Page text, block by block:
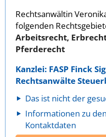
Rechtsanwältin
folgenden
Arbeitsrecht,
Pferderecht
Kanzlei: FASP Finck
Rechtsanwälte
Das ist nicht der
Informationen zu
Kontaktdaten